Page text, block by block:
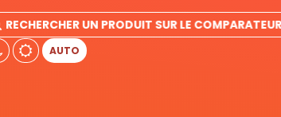
RECHERCHER UN PRODUIT SUR LE COMPARATEUR
AUTO